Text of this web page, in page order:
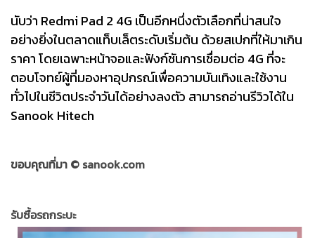
นับว่า Redmi Pad 2 4G เป็นอีกหนึ่งตัวเลือกที่น่าสนใจ
อย่างยิ่งในตลาดแท็บเล็ตระดับเริ่มต้น ด้วยสเปกที่ให้มาเกิน
ราคา โดยเฉพาะหน้าจอและฟังก์ชันการเชื่อมต่อ 4G ที่จะ
ตอบโจทย์ผู้ที่มองหาอุปกรณ์เพื่อความบันเทิงและใช้งาน
ทั่วไปในชีวิตประจำวันได้อย่างลงตัว สามารถอ่านรีวิวได้ใน
Sanook Hitech
ขอบคุณที่มา © sanook.com
รับซื้อรถกระบะ